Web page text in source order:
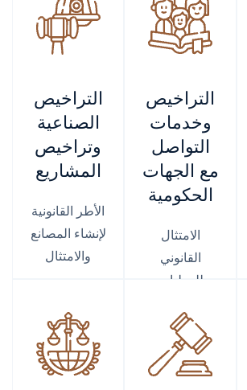
التراخيص
وخدمات
التواصل
مع الجهات
الحكومية
الامتثال
القانوني
للعمليات
والتجارة
التراخيص
الصناعية
وتراخيص
المشاريع
الأطر القانونية
لإنشاء المصانع
والامتثال